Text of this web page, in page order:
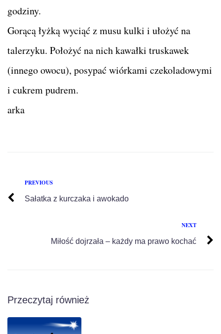
godziny.
Gorącą łyżką wyciąć z musu kulki i ułożyć na
talerzyku. Położyć na nich kawałki truskawek
(innego owocu), posypać wiórkami czekoladowymi
i cukrem pudrem.
arka
PREVIOUS
Sałatka z kurczaka i awokado
NEXT
Miłość dojrzała – każdy ma prawo kochać
Przeczytaj również